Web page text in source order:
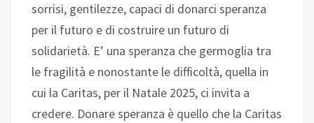
sorrisi, gentilezze, capaci di donarci speranza
per il futuro e di costruire un futuro di
solidarietà. E’ una speranza che germoglia tra
le fragilità e nonostante le difficoltà, quella in
cui la Caritas, per il Natale 2025, ci invita a
credere. Donare speranza è quello che la Caritas